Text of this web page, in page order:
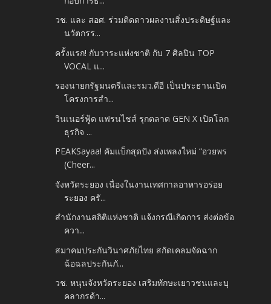
วช. และ สอศ. ร่วมติดดาวผลงานสิ่งประดิษฐ์และ
นวัตกรร...
ครั้งแรก! กับวาระแห่งชาติ กับ 7 ศิลปิน TOP
VOCAL แ...
รองนายกรัฐมนตรีและรมว.ดีอี เป็นประธานเปิด
โครงการสำ...
วินเนอร์ฟู้ด แฟรนไชส์ รุกตลาด GEN X เปิดโลก
ธุรกิจ ...
PEAKSayaa! คัมแบ็กสุดปัง ส่งเพลงใหม่ “อวยพร
(Cheer...
จังหวัดระยอง เนื่องในงานเทศกาลอาหารอร่อย
ระยอง ครั...
สำนักงานสถิติแห่งชาติ แจ้งกรณีเกิดการ ส่งต่อข้อ
ควา...
สมาคมประกันวินาศภัยไทย สกัดเคลมจัดฉาก
ฉ้อฉลประกันภั...
วช. หนุนจังหวัดระยอง เสริมทักษะเยาวชนและบุ
คลากรด้า...